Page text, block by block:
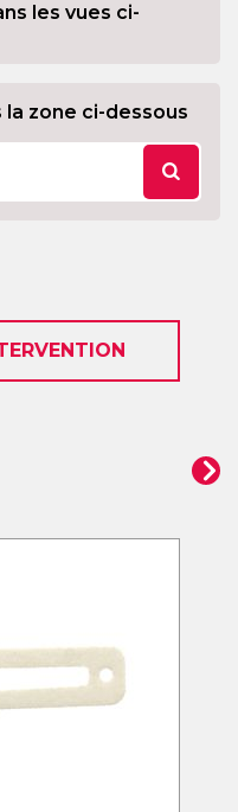
les vues ci-
zone ci-dessous